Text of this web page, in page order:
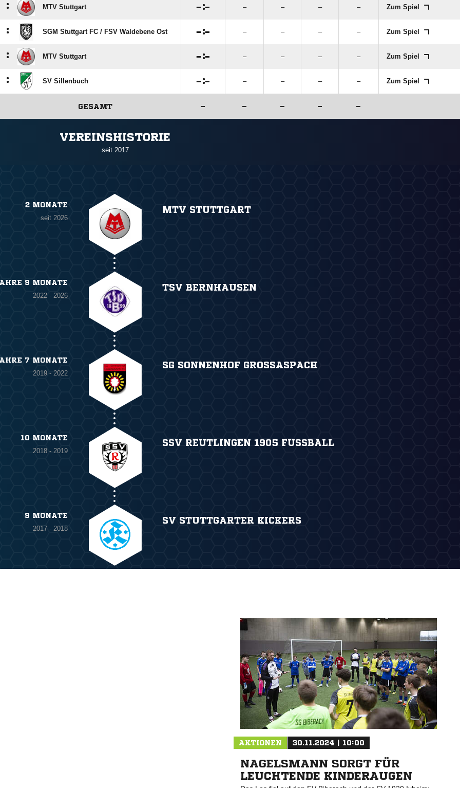
: MTV Stuttgart : – – – – Zum Spiel
: SGM Stuttgart FC /​ FSV Waldebene Ost : – – – – Zum Spiel
: MTV Stuttgart : – – – – Zum Spiel
: SV Sillenbuch : – – – – Zum Spiel
GESAMT – – – – –
VEREINSHISTORIE
seit 2017
2 MONATE
seit 2026
MTV STUTTGART
9 MONATE
2022 - 2026
TSV BERNHAUSEN
7 MONATE
2019 - 2022
SG SONNENHOF GROSSASPACH
10 MONATE
2018 - 2019
SSV REUTLINGEN 1905 FUSSBALL
9 MONATE
2017 - 2018
SV STUTTGARTER KICKERS
AKTIONEN 30.11.2024 | 10:00
NAGELSMANN SORGT FÜR
LEUCHTENDE KINDERAUGEN